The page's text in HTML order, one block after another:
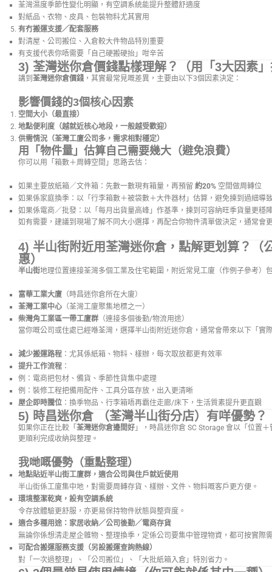
荃灣濕度季節性變化明顯，有空調系統能提升整體舒適度
對紙品、衣物、皮具、包裝物料尤其實用
有冇搬運支援／配套服務
對清屋、公司搬位、入倉較大件物品特別重要
有支援代表你唔需要「自己硬搬硬抬」咁辛苦
3) 荃灣迷你倉價錢點樣理解？（用「3大因素
講到 荃灣迷你倉價錢 ，其實最常見嘅差異，主要由以下3個因素決定：
影響價錢的3個核心因素
空間大小（最直接）
地點便利度（越就近核心地段，一般越受歡迎）
供需情況（荃灣工廈公司多，需求相對穩定）
用「物件量」估算自己需要幾大（避免浪費）
你可以用「箱數＋周轉空間」思路去估：
如果主要放紙箱／文件箱：先數一數現有箱量，再預留 約20% 空間做周轉位
如果係家庭換季：以「行李箱數＋被袋數＋大件器材」估算，避免揀到過細導
如果係電商／批發：以「每月出貨量高峰」作基準，揀到可容納旺季貨量更穩
如有需要，建議到現場了解不同大小選擇，再配合你物件清單做決定，通常會
4) 半山街附近用荃灣迷你倉，點解更划算？（
惠）
半山街地理位置連接荃灣多個工業及住宅範圍，附近常見工廈（作例子參考）
富華工業大廈 （時昌迷你倉所在大廈）
荃灣工業中心 （荃灣工廈聚集地標之一）
柴灣角工業區一帶工廈群 （連接多個後勤/物流用途）
當你嘅公司或住處已經喺荃灣，選擇半山街附近迷你倉，通常會帶來以下「實
減少搬運路程 ：尤其係紙箱、物料、樣辦，每次取放都更有效率
提升工作流程 ：
例：電商把包材、備貨、季節性貨集中處理
例：裝修工程把備用配件、工具分區存放，出入更清晰
屋企即時騰位 ：換季物品、行李箱唔再霸住走廊/床下，生活質素提升更直觀
5) 時昌迷你倉 （荃灣半山街分店）有咩優勢？
如果你正在比較「 荃灣迷你倉邊間好 」，時昌迷你倉 SC Storage 會以「位置
更順利完成收納與整理。
我哋嘅優勢（重點整理）
地點貼近半山街工廈群，適合公司與住戶就近使用
半山街係工廈集中地，對需要周轉存貨、樣辦、文件、物料嘅客戶更方便。
環境整潔乾爽，設有空調系統
令存放體驗更舒服，亦更易保持物件狀態與整齊度。
適合多種用途：家居收納／公司後勤／電商存貨
無論你係想清走屋企雜物、整理換季，定係公司要集中管理物資，都可按實際
可配合搬運服務支援（另設搬運查詢熱線）
對「一次過整理」、「公司搬位」、「大批紙箱入倉」特別省力。